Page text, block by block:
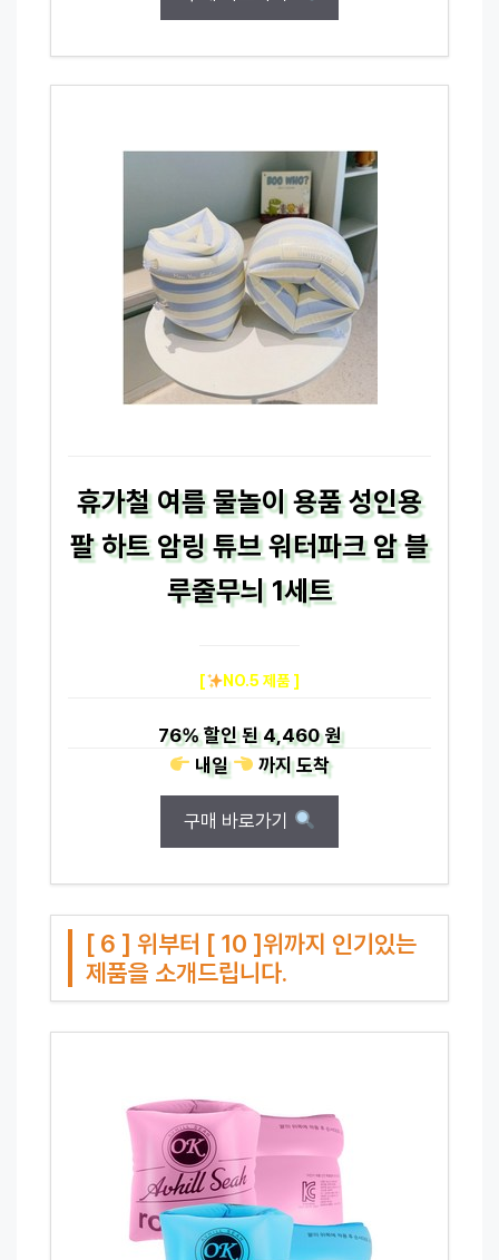
휴가철 여름 물놀이 용품 성인용
팔 하트 암링 튜브 워터파크 암 블
루줄무늬 1세트
[ NO.5 제품 ]
76%할인 된4,460 원
내일
까지도착
구매 바로가기
[ 6 ] 위부터 [ 10 ]위까지 인기있는
제품을 소개드립니다.